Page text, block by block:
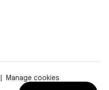
Manage cookies